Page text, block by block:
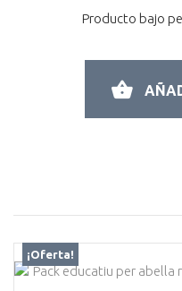
Producto bajo
¡Oferta!